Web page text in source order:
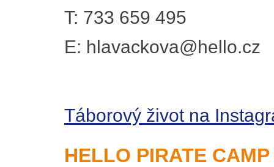
T: 733 659 495
E: hlavackova@hello.cz
Táborový život na
HELLO PIRATE CAMP